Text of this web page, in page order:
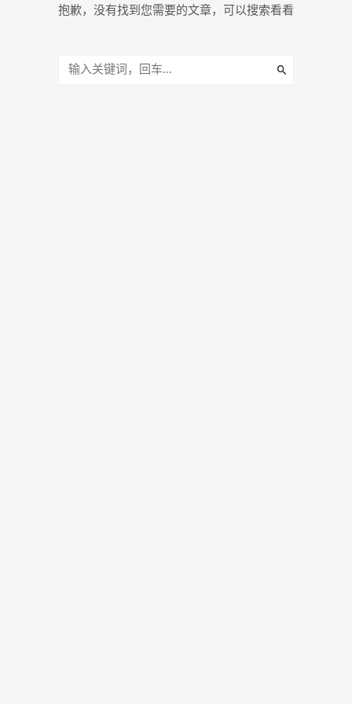
抱歉，没有找到您需要的文章，可以搜索看看